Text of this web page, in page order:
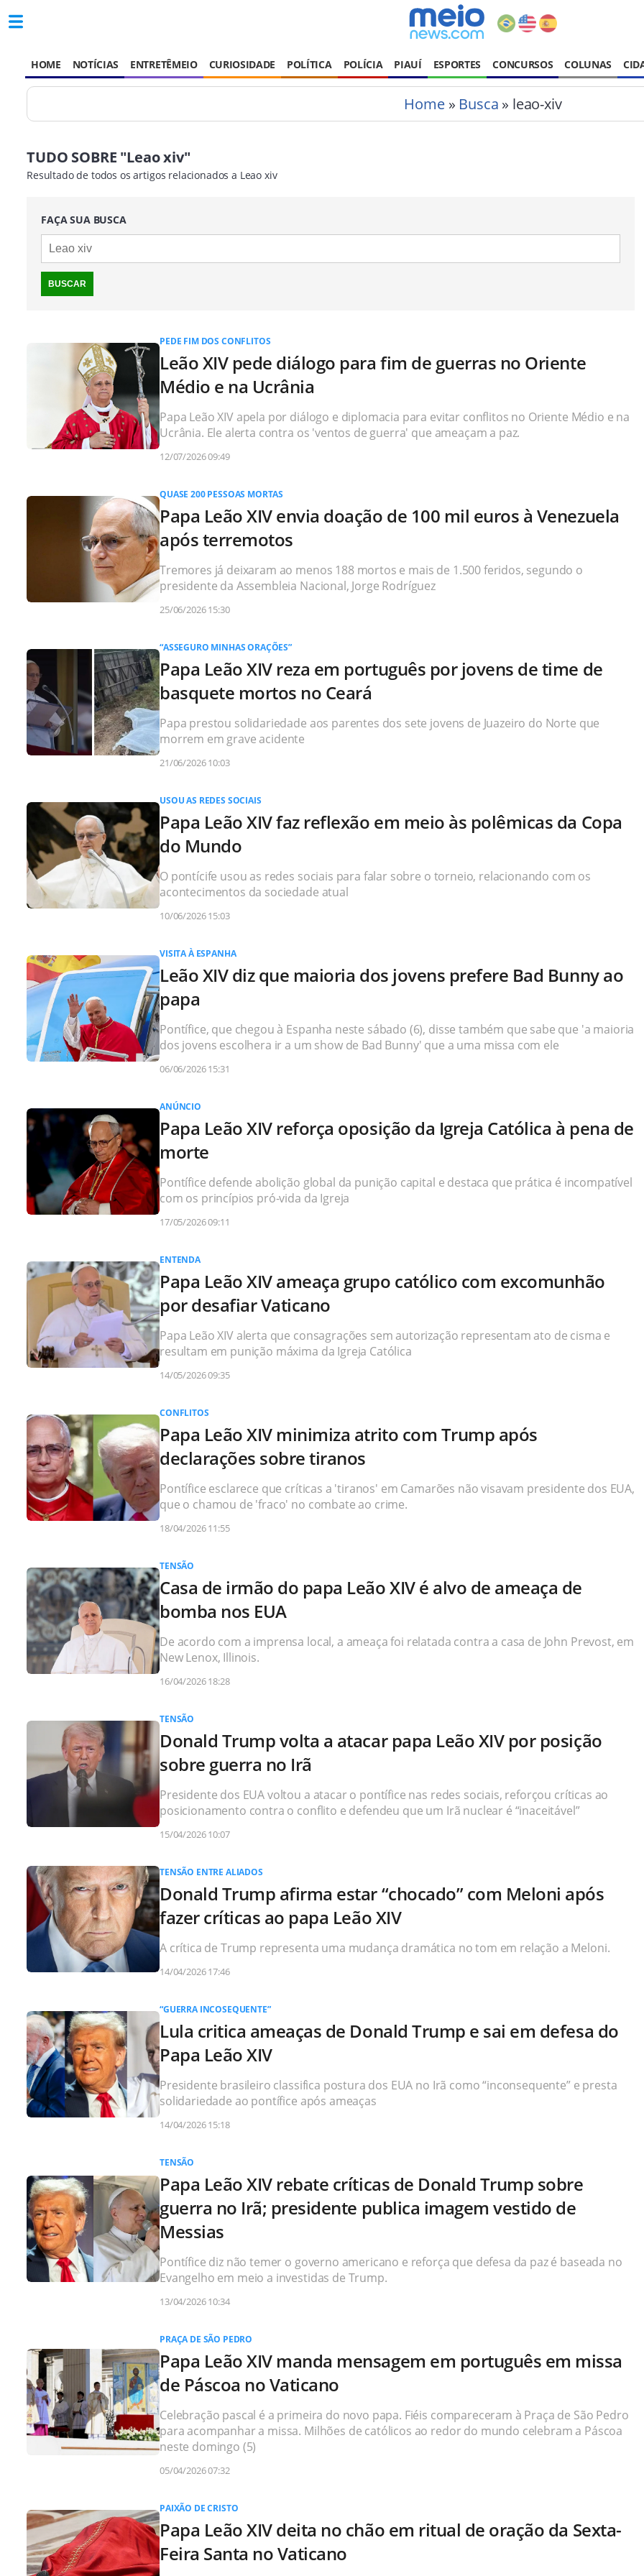
HOME NOTÍCIAS ENTRETÊMEIO CURIOSIDADE POLÍTICA POLÍCIA PIAUÍ ESPORTES CONCURSOS COLUNAS
Home» Busca » leao-xiv
TUDO SOBRE "Leao xiv"
Resultado de todos os artigos relacionados a Leao xiv
FAÇA SUA BUSCA
BUSCAR
PEDE FIM DOS CONFLITOS
Leão XIV pede diálogo para fim de guerras no Oriente
Médio e na Ucrânia
Papa Leão XIV apela por diálogo e diplomacia para evitar conflitos no Oriente Médio e na
Ucrânia. Ele alerta contra os 'ventos de guerra' que ameaçam a paz.
12/07/2026 09:49
QUASE 200 PESSOAS MORTAS
Papa Leão XIV envia doação de 100 mil euros à Venezuela
após terremotos
Tremores já deixaram ao menos 188 mortos e mais de 1.500 feridos, segundo o
presidente da Assembleia Nacional, Jorge Rodríguez
25/06/2026 15:30
“ASSEGURO MINHAS ORAÇÕES”
Papa Leão XIV reza em português por jovens de time de
basquete mortos no Ceará
Papa prestou solidariedade aos parentes dos sete jovens de Juazeiro do Norte que
morrem em grave acidente
21/06/2026 10:03
USOU AS REDES SOCIAIS
Papa Leão XIV faz reflexão em meio às polêmicas da Copa
do Mundo
O pontícife usou as redes sociais para falar sobre o torneio, relacionando com os
acontecimentos da sociedade atual
10/06/2026 15:03
VISITA À ESPANHA
Leão XIV diz que maioria dos jovens prefere Bad Bunny ao
papa
Pontífice, que chegou à Espanha neste sábado (6), disse também que sabe que 'a maioria
dos jovens escolhera ir a um show de Bad Bunny' que a uma missa com ele
06/06/2026 15:31
ANÚNCIO
Papa Leão XIV reforça oposição da Igreja Católica à pena de
morte
Pontífice defende abolição global da punição capital e destaca que prática é incompatível
com os princípios pró-vida da Igreja
17/05/2026 09:11
ENTENDA
Papa Leão XIV ameaça grupo católico com excomunhão
por desafiar Vaticano
Papa Leão XIV alerta que consagrações sem autorização representam ato de cisma e
resultam em punição máxima da Igreja Católica
14/05/2026 09:35
CONFLITOS
Papa Leão XIV minimiza atrito com Trump após
declarações sobre tiranos
Pontífice esclarece que críticas a 'tiranos' em Camarões não visavam presidente dos EUA,
que o chamou de 'fraco' no combate ao crime.
18/04/2026 11:55
TENSÃO
Casa de irmão do papa Leão XIV é alvo de ameaça de
bomba nos EUA
De acordo com a imprensa local, a ameaça foi relatada contra a casa de John Prevost, em
New Lenox, Illinois.
16/04/2026 18:28
TENSÃO
Donald Trump volta a atacar papa Leão XIV por posição
sobre guerra no Irã
Presidente dos EUA voltou a atacar o pontífice nas redes sociais, reforçou críticas ao
posicionamento contra o conflito e defendeu que um Irã nuclear é “inaceitável”
15/04/2026 10:07
TENSÃO ENTRE ALIADOS
Donald Trump afirma estar “chocado” com Meloni após
fazer críticas ao papa Leão XIV
A crítica de Trump representa uma mudança dramática no tom em relação a Meloni.
14/04/2026 17:46
“GUERRA INCOSEQUENTE”
Lula critica ameaças de Donald Trump e sai em defesa do
Papa Leão XIV
Presidente brasileiro classifica postura dos EUA no Irã como “inconsequente” e presta
solidariedade ao pontífice após ameaças
14/04/2026 15:18
TENSÃO
Papa Leão XIV rebate críticas de Donald Trump sobre
guerra no Irã; presidente publica imagem vestido de
Messias
Pontífice diz não temer o governo americano e reforça que defesa da paz é baseada no
Evangelho em meio a investidas de Trump.
13/04/2026 10:34
PRAÇA DE SÃO PEDRO
Papa Leão XIV manda mensagem em português em missa
de Páscoa no Vaticano
Celebração pascal é a primeira do novo papa. Fiéis compareceram à Praça de São Pedro
para acompanhar a missa. Milhões de católicos ao redor do mundo celebram a Páscoa
neste domingo (5)
05/04/2026 07:32
PAIXÃO DE CRISTO
Papa Leão XIV deita no chão em ritual de oração da Sexta-
Feira Santa no Vaticano